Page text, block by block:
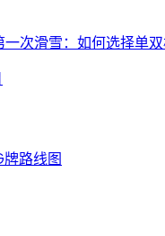
一次滑雪：如何选择单
路线图